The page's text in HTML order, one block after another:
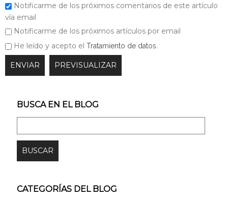
BUSCA EN EL BLOG
CATEGORÍAS DEL BLOG
Notificarme de los próximos comentarios de este artículo
vía email
Notificarme de los próximos artículos por email
He leído y acepto el Tratamiento de datos.